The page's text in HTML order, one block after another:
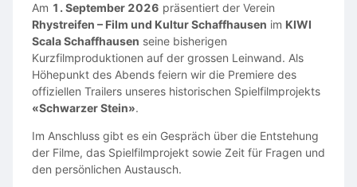
Male | Playing Age: 40–65
The man who runs an illegal underground fighting
organization.
Elegant.
Unreadable.
He controls every person in the room without ever
Am 1. September 2026 präsentiert der Verein
Rhystreifen – Film und Kultur Schaffhausen im KIWI
Scala Schaffhausen seine bisherigen
Kurzfilmproduktionen auf der grossen Leinwand. Als
Höhepunkt des Abends feiern wir die Premiere des
offiziellen Trailers unseres historischen Spielfilmprojekts
«Schwarzer Stein».
Im Anschluss gibt es ein Gespräch über die Entstehung
der Filme, das Spielfilmprojekt sowie Zeit für Fragen und
den persönlichen Austausch.